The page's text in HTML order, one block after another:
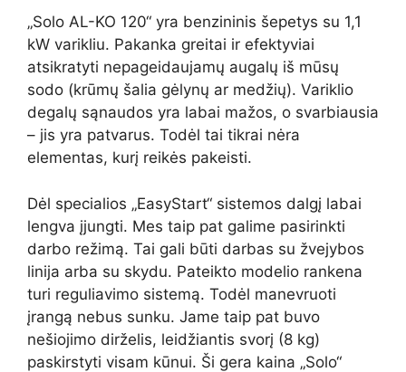
„Solo AL-KO 120“ yra benzininis šepetys su 1,1
kW varikliu. Pakanka greitai ir efektyviai
atsikratyti nepageidaujamų augalų iš mūsų
sodo (krūmų šalia gėlynų ar medžių). Variklio
degalų sąnaudos yra labai mažos, o svarbiausia
– jis yra patvarus. Todėl tai tikrai nėra
elementas, kurį reikės pakeisti.
Dėl specialios „EasyStart“ sistemos dalgį labai
lengva įjungti. Mes taip pat galime pasirinkti
darbo režimą. Tai gali būti darbas su žvejybos
linija arba su skydu. Pateikto modelio rankena
turi reguliavimo sistemą. Todėl manevruoti
įrangą nebus sunku. Jame taip pat buvo
nešiojimo dirželis, leidžiantis svorį (8 kg)
paskirstyti visam kūnui. Ši gera kaina „Solo“